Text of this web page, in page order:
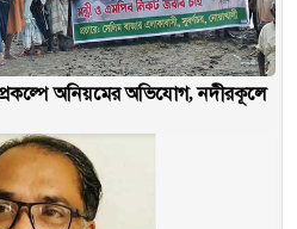
অনিয়মের অভিযোগ, নদীরকূলে